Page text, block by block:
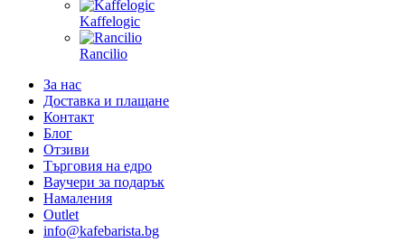
Kaffelogic
Rancilio
За нас
Доставка и плащане
Контакт
Блог
Отзиви
Търговия на едро
Ваучери за подарък
Намаления
Outlet
info@kafebarista.bg